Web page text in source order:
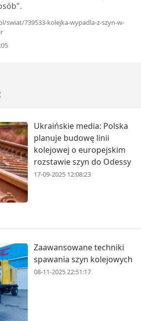
swiat/739533-kolejka-wypadla-z-szyn-w-
Ukraińskie media: Polska
planuje budowę linii
kolejowej o europejskim
rozstawie szyn do Odessy
17-09-2025 12:08:23
Zaawansowane techniki
spawania szyn kolejowych
08-11-2025 22:51:17